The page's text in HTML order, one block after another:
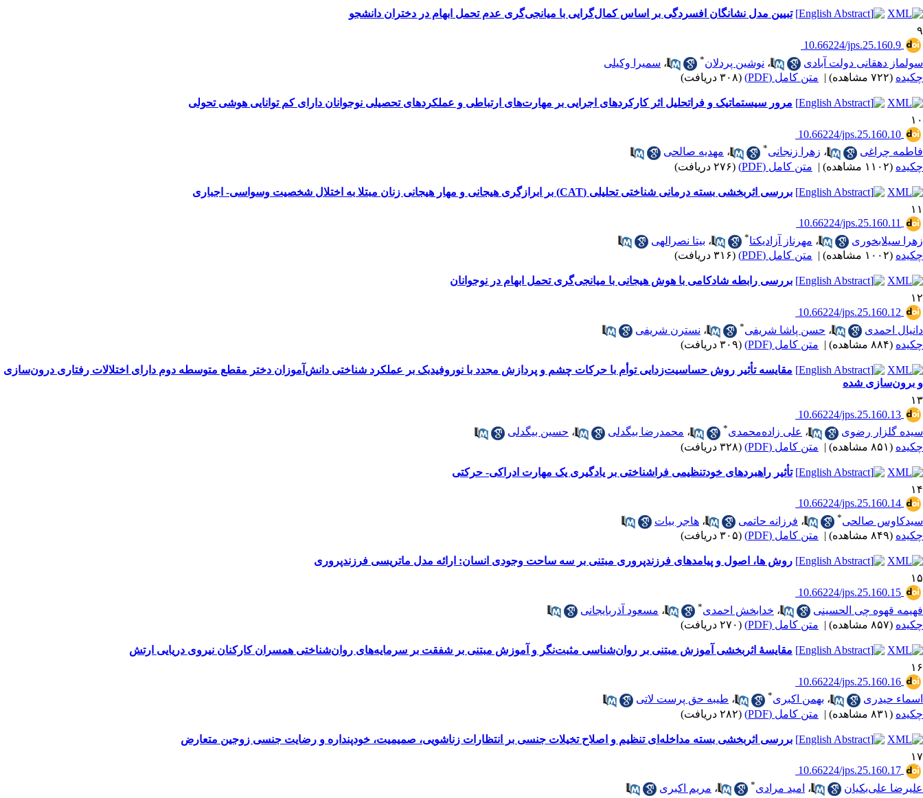
تبیین مدل نشانگان افسردگی بر اساس کمال‌گرایی با میانجی‌گری عدم تحمل ابهام در دختران دانشجو
۹
‎ 10.66224/jps.25.160.9
سولماز دهقانی دولت آبادی
، نوشین پردلان* ، سمیرا وکیلی
چکیده (۷۲۲ مشاهده) | متن کامل (PDF) (۳۰۸ دریافت)
مرور سیستماتیک و فراتحلیل اثر کارکردهای اجرایی بر مهارت‌های ارتباطی و عملکردهای تحصیلی نوجوانان دارای کم توانایی هوشی تحولی
۱۰
‎ 10.66224/jps.25.160.10
فاطمه چراغی
، زهرا زنجانی* ، مهدیه صالحی
چکیده (۱۱۰۲ مشاهده) | متن کامل (PDF) (۲۷۶ دریافت)
بررسی اثربخشی بسته درمانی شناختی تحلیلی (CAT) بر ابرازگری هیجانی و مهار هیجانی زنان مبتلا به اختلال شخصیت وسواسی- اجباری
۱۱
‎ 10.66224/jps.25.160.11
زهرا سیلابخوری
، مهرناز آزادیکتا* ، بیتا نصرالهی
چکیده (۱۰۰۲ مشاهده) | متن کامل (PDF) (۳۱۶ دریافت)
بررسی رابطه شادکامی با هوش هیجانی با میانجی‌گری تحمل ابهام در نوجوانان
۱۲
‎ 10.66224/jps.25.160.12
دانیال احمدی
، حسن پاشا شریفی* ، نسترن شریفی
چکیده (۸۸۴ مشاهده) | متن کامل (PDF) (۳۰۹ دریافت)
مقایسه تأثیر روش حساسیت‌زدایی توأم با حرکات چشم و پردازش مجدد با نوروفیدبک بر عملکرد شناختی دانش‌آموزان دختر مقطع متوسطه دوم دارای اختلالات رفتاری درون‌سازی
و برون‌سازی شده
۱۳
‎ 10.66224/jps.25.160.13
سیده گلزار رضوی
، علی زاده‌محمدی* ، محمدرضا بیگدلی ، حسین بیگدلی
چکیده (۸۵۱ مشاهده) | متن کامل (PDF) (۳۲۸ دریافت)
تأثیر راهبردهای خودتنظیمی فراشناختی بر یادگیری یک مهارت ادراکی- حرکتی
۱۴
‎ 10.66224/jps.25.160.14
سیدکاوس صالحی* ، فرزانه حاتمی ، هاجر بیات
چکیده (۸۴۹ مشاهده) | متن کامل (PDF) (۳۰۵ دریافت)
روش ها، اصول و پیامدهای فرزندپروری مبتنی بر سه ساحت وجودی انسان: ارائه مدل ماتریسی فرزندپروری
۱۵
‎ 10.66224/jps.25.160.15
فهیمه قهوه چی الحسینی
، خدابخش احمدی* ، مسعود آذربایجانی
چکیده (۸۵۷ مشاهده) | متن کامل (PDF) (۲۷۰ دریافت)
مقایسۀ اثربخشی آموزش مبتنی بر روان‌شناسی مثبت‌نگر و آموزش مبتنی بر شفقت بر سرمایه‌های روان‌شناختی همسران کارکنان نیروی دریایی ارتش
۱۶
‎ 10.66224/jps.25.160.16
اسماء حیدری
، بهمن اکبری* ، طیبه حق پرست لاتی
چکیده (۸۳۱ مشاهده) | متن کامل (PDF) (۲۸۲ دریافت)
بررسی اثربخشی بسته مداخله‌ای تنظیم و اصلاح تخیلات جنسی بر انتظارات زناشویی، صمیمیت، خودپنداره و رضایت جنسی زوجین متعارض
۱۷
‎ 10.66224/jps.25.160.17
علیرضا علی‌بکیان
، امید مرادی* ، مریم اکبری